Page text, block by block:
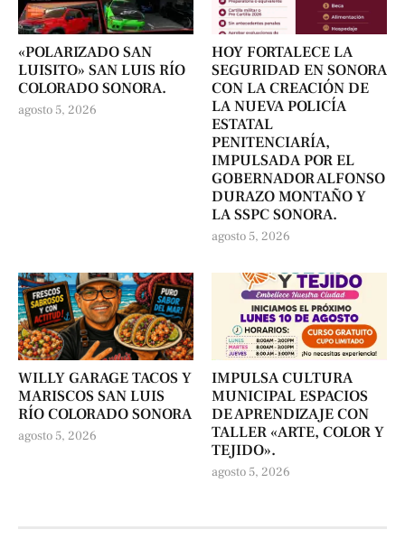
«POLARIZADO SAN
LUISITO» SAN LUIS RÍO
COLORADO SONORA.
agosto 5, 2026
HOY FORTALECE LA
SEGURIDAD EN SONORA
CON LA CREACIÓN DE
LA NUEVA POLICÍA
ESTATAL
PENITENCIARÍA,
IMPULSADA POR EL
GOBERNADOR ALFONSO
DURAZO MONTAÑO Y
LA SSPC SONORA.
agosto 5, 2026
WILLY GARAGE TACOS Y
MARISCOS SAN LUIS
RÍO COLORADO SONORA
agosto 5, 2026
IMPULSA CULTURA
MUNICIPAL ESPACIOS
DE APRENDIZAJE CON
TALLER «ARTE, COLOR Y
TEJIDO».
agosto 5, 2026